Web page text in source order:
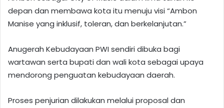
depan dan membawa kota itu menuju visi “Ambon
Manise yang inklusif, toleran, dan berkelanjutan.”
Anugerah Kebudayaan PWI sendiri dibuka bagi
wartawan serta bupati dan wali kota sebagai upaya
mendorong penguatan kebudayaan daerah.
Proses penjurian dilakukan melalui proposal dan